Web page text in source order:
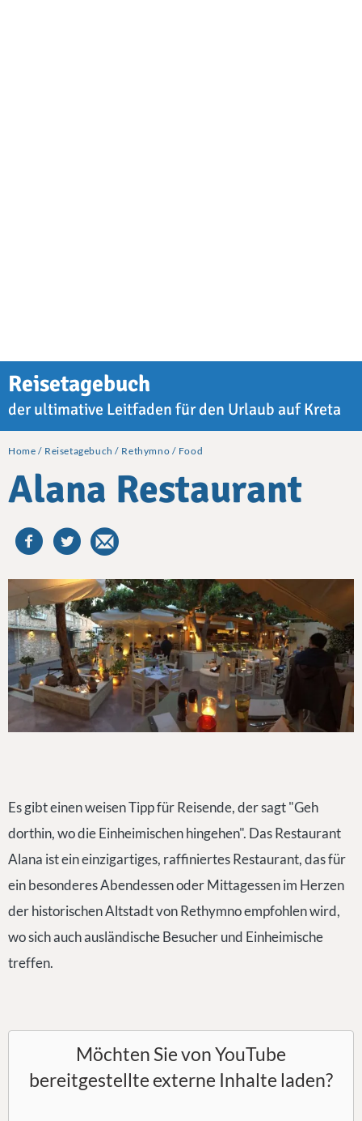
Reisetagebuch
der ultimative Leitfaden für den Urlaub auf Kreta
Home Reisetagebuch Rethymno Food
Alana Restaurant
Es gibt einen weisen Tipp für Reisende, der sagt "Geh
dorthin, wo die Einheimischen hingehen". Das Restaurant
Alana ist ein einzigartiges, raffiniertes Restaurant, das für
ein besonderes Abendessen oder Mittagessen im Herzen
der historischen Altstadt von Rethymno empfohlen wird,
wo sich auch ausländische Besucher und Einheimische
treffen.
Möchten Sie vonYouTube
bereitgestellte externe Inhalte laden?